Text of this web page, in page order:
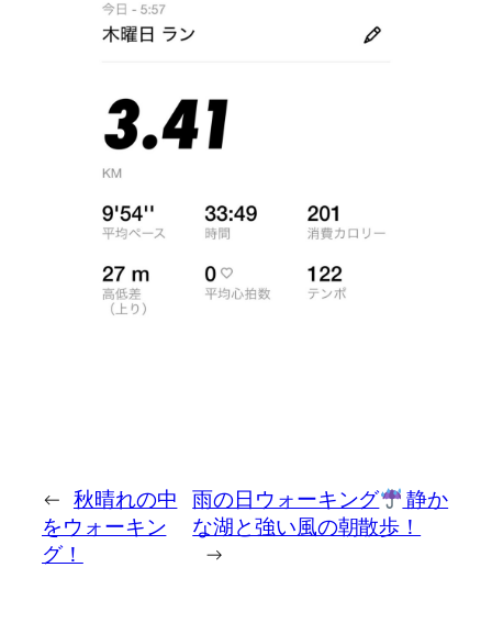
← 秋晴れの中
をウォーキン
グ！
雨の日ウォーキング
静か
な湖と強い風の朝散歩！
→